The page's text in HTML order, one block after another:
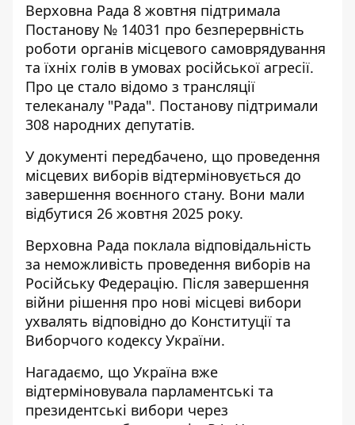
Верховна Рада 8 жовтня підтримала
Постанову № 14031 про безперервність
роботи органів місцевого самоврядування
та їхніх голів в умовах російської агресії.
Про це стало відомо з трансляції
телеканалу "Рада". Постанову підтримали
308 народних депутатів.
У документі передбачено, що проведення
місцевих виборів відтерміновується до
завершення воєнного стану. Вони мали
відбутися 26 жовтня 2025 року.
Верховна Рада поклала відповідальність
за неможливість проведення виборів на
Російську Федерацію. Після завершення
війни рішення про нові місцеві вибори
ухвалять відповідно до Конституції та
Виборчого кодексу України.
Нагадаємо, що Україна вже
відтерміновувала парламентські та
президентські вибори через